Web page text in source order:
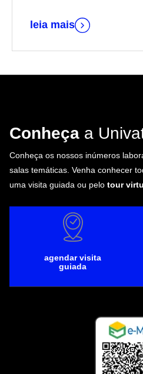
leia mais
Conheça a
Conheça os nossos inúmeros
salas temáticas. Venha conhecer
uma visita guiada ou pelo tour
agendar visita
guiada